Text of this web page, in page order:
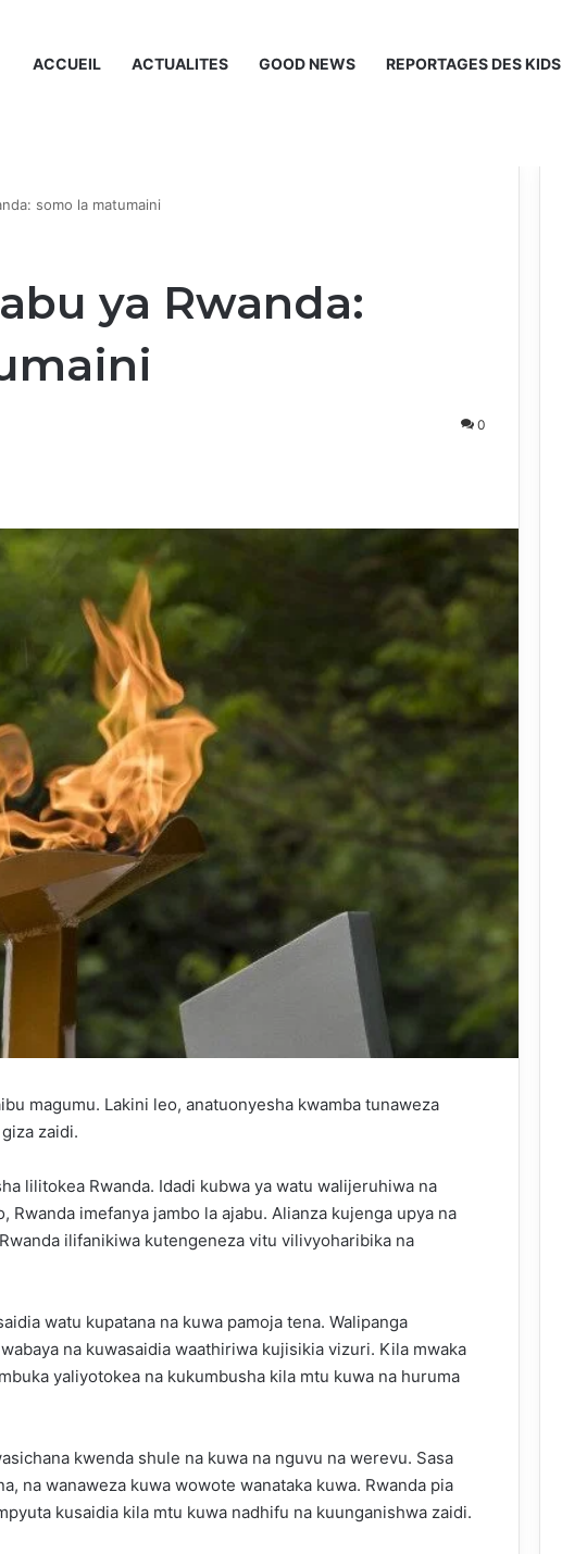
ACCUEIL ACTUALITES GOOD NEWS REPORTAGES DES KIDS
somo la matumaini
ya Rwanda:
0
magumu. Lakini leo, anatuonyesha kwamba tunaweza
zaidi.
lilitokea Rwanda. Idadi kubwa ya watu walijeruhiwa na
imefanya jambo la ajabu. Alianza kujenga upya na
ilifanikiwa kutengeneza vitu vilivyoharibika na
watu kupatana na kuwa pamoja tena. Walipanga
na kuwasaidia waathiriwa kujisikia vizuri. Kila mwaka
yaliyotokea na kukumbusha kila mtu kuwa na huruma
kwenda shule na kuwa na nguvu na werevu. Sasa
na wanaweza kuwa wowote wanataka kuwa. Rwanda pia
kusaidia kila mtu kuwa nadhifu na kuunganishwa zaidi.